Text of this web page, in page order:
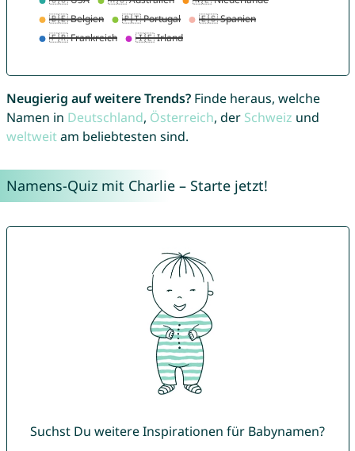
Neugierig auf weitere Trends?Finde heraus, welche
Namen in Deutschland, Österreich, der Schweiz und
weltweitam beliebtesten sind.
Namens-Quiz mit Charlie – Starte jetzt!
Suchst Du weitere Inspirationen für Babynamen?